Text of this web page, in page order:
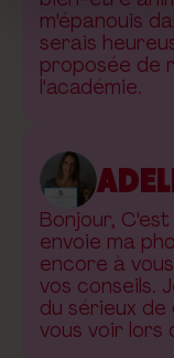
m'épanouis
serais
proposée de
l'académie.
Bonjour,
envoie ma
encore à
vos conseils.
du sérieux
vous voir lors